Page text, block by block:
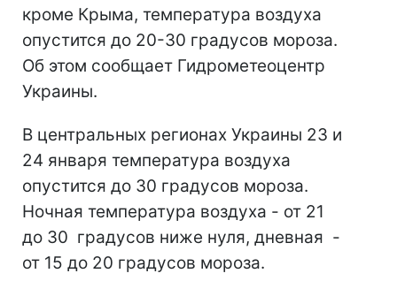
кроме Крыма, температура воздуха
опустится до 20-30 градусов мороза.
Об этом сообщает Гидрометеоцентр
Украины.
В центральных регионах Украины 23 и
24 января температура воздуха
опустится до 30 градусов мороза.
Ночная температура воздуха - от 21
до 30 градусов ниже нуля, дневная -
от 15 до 20 градусов мороза.